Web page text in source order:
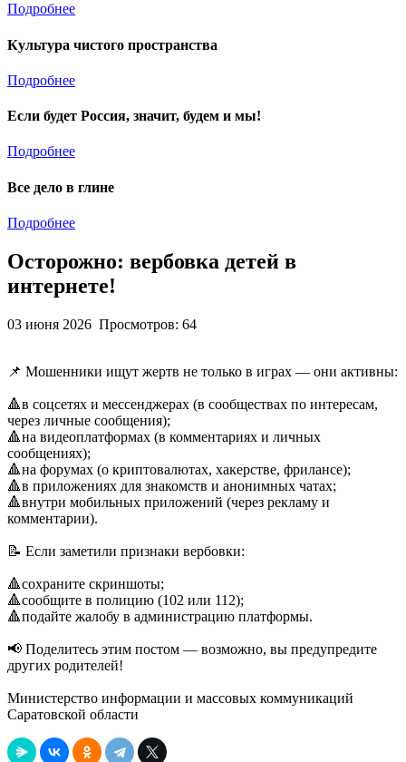
Подробнее
Культура чистого пространства
Подробнее
Если будет Россия, значит, будем и мы!
Подробнее
Все дело в глине
Подробнее
Осторожно: вербовка детей в
интернете!
03 июня 2026 Просмотров: 64
📌 Мошенники ищут жертв не только в играх — они активны:
🔺в соцсетях и мессенджерах (в сообществах по интересам,
через личные сообщения);
🔺на видеоплатформах (в комментариях и личных
сообщениях);
🔺на форумах (о криптовалютах, хакерстве, фрилансе);
🔺в приложениях для знакомств и анонимных чатах;
🔺внутри мобильных приложений (через рекламу и
комментарии).
📝 Если заметили признаки вербовки:
🔺сохраните скриншоты;
🔺сообщите в полицию (102 или 112);
🔺подайте жалобу в администрацию платформы.
📢 Поделитесь этим постом — возможно, вы предупредите
других родителей!
Министерство информации и массовых коммуникаций
Саратовской области